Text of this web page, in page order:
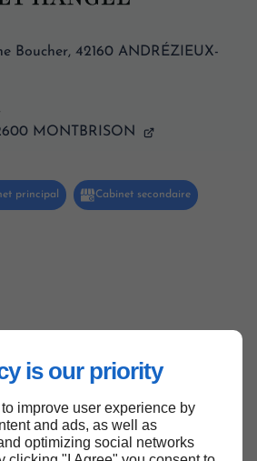
is our priority
improve user experience by
and ads, as well as
optimizing social networks
Boucher, 42160 ANDRÉZIEUX-
MONTBRISON
Haut de page